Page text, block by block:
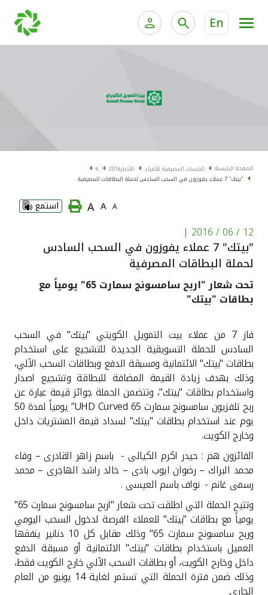
En
الخدمات المصرفية الإلكترونية للشركات
البطاقات
"برامج العملاء"
الاستثمار
القنوات المصرفية
خدمات ما بعد البيع
اتصل بنا
مواقع الفروع وأجهزة الصرف الآلي
ألمانيا
ماليزيا
تركيا
مصر
الصفحة الرئيسية الخدمات المصرفية للأفراد الأخبار2016
6
"بيتك" 7 عملاء يفوزون في السحب السادس لحملة البطاقات المصرفية
A
A
A استمع
12 / 06 / 2016
|
"بيتك" 7 عملاء يفوزون في السحب السادس
لحملة البطاقات المصرفية
تحت شعار "اربح سامسونج سمارت 65" يومياً مع
بطاقات "بيتك"
فاز 7 من عملاء بيت التمويل الكويتي "بيتك" في السحب
السادس للحملة التسويقية الجديدة للتشجيع على استخدام
بطاقات "بيتك" الائتمانية ومسبقة الدفع وبطاقات السحب الآلي،
وذلك بهدف زيادة القيمة المضافة للبطاقة وتشجيع اصدار
واستخدام بطاقات "بيتك"، وتتضمن الحملة جوائز قيمة عبارة عن
ربح تلفزيون سامسونج سمارتUHD Curved 65” يومياً لمدة 50
يوم عند استخدام بطاقات "بيتك" لسداد قيمة المشتريات داخل
وخارج الكويت.
الفائزون هم : حيدر اكرم الكيالى - باسم زاهر القادرى – وفاء
محمد البراك – رضوان ايوب بادى – خالد راشد الهاجرى – محمد
رسمى غانم - نواف باسم العيسى .
وتتيح الحملة التي اطلقت تحت شعار "اربح سامسونج سمارت 65"
يومياً مع بطاقات "بيتك" للعملاء الفرصة لدخول السحب اليومي
وربح سامسونج سمارت 65" وذلك مقابل كل 10 دنانير ينفقها
العميل باستخدام بطاقات "بيتك" الائتمانية أو مسبقة الدفع
داخل وخارج الكويت، أو بطاقات السحب الآلي خارج الكويت فقط،
وذلك ضمن فترة الحملة التي تستمر لغاية 14 يونيو من العام
الجاري.